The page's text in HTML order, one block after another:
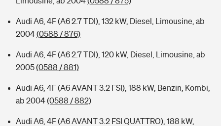
Audi A6, 4F (A6 2.7 TDI), 132 kW, Diesel, Limousine, ab
2004(0588 / 876)
Audi A6, 4F (A6 2.7 TDI), 120 kW, Diesel, Limousine, ab
2005(0588 / 881)
Audi A6, 4F (A6 AVANT 3.2 FSI), 188 kW, Benzin, Kombi,
ab 2004(0588 / 882)
Audi A6, 4F (A6 AVANT 3.2 FSI QUATTRO), 188 kW,